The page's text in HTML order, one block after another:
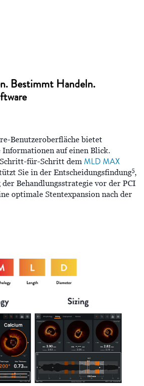
Bestimmt Handeln.
Benutzeroberfläche bietet
auf einen Blick.
für-Schritt dem MLD MAX
Sie in der Entscheidungsfindung5,
Behandlungsstrategie vor der PCI
optimale Stentexpansion nach der